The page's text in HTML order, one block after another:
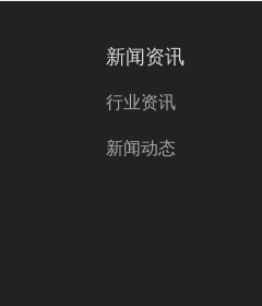
新闻资讯
行业资讯
新闻动态